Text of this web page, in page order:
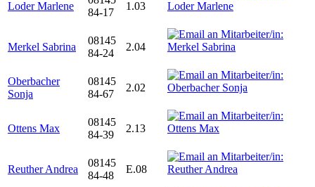
Loder Marlene
84-17
1.03
Merkel Sabrina
08145
84-24
2.04
Oberbacher
Sonja
08145
84-67
2.02
Ottens Max
08145
84-39
2.13
Reuther Andrea
08145
84-48
E.08